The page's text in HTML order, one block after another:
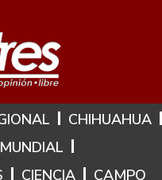
de 2026CHIHUAHUA
MUNDIAL
CIENCIA CAMPO